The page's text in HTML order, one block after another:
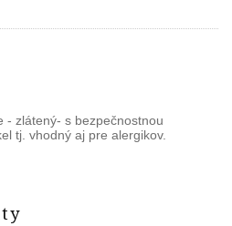
- zlátený- s bezpečnostnou
tj. vhodný aj pre alergikov.